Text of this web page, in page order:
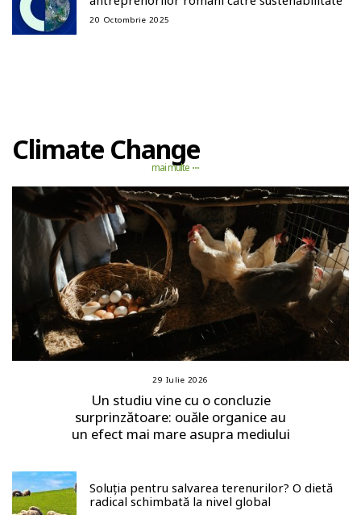
20 Octombrie 2025
Climate Change
mai multe
29 Iulie 2026
Un studiu vine cu o concluzie
surprinzătoare: ouăle organice au
un efect mai mare asupra mediului
Soluția pentru salvarea terenurilor? O dietă
radical schimbată la nivel global